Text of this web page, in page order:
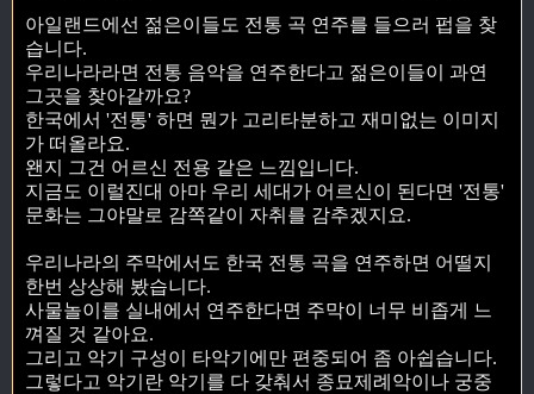
아일랜드에선 젊은이들도 전통 곡 연주를 들으러 펍을 찾
습니다.
우리나라라면 전통 음악을 연주한다고 젊은이들이 과연
그곳을 찾아갈까요?
한국에서 '전통' 하면 뭔가 고리타분하고 재미없는 이미지
가 떠올라요.
왠지 그건 어르신 전용 같은 느낌입니다.
지금도 이럴진대 아마 우리 세대가 어르신이 된다면 '전통'
문화는 그야말로 감쪽같이 자취를 감추겠지요.
우리나라의 주막에서도 한국 전통 곡을 연주하면 어떨지
한번 상상해 봤습니다.
사물놀이를 실내에서 연주한다면 주막이 너무 비좁게 느
껴질 것 같아요.
그리고 악기 구성이 타악기에만 편중되어 좀 아쉽습니다.
그렇다고 악기란 악기를 다 갖춰서 종묘제례악이나 궁중